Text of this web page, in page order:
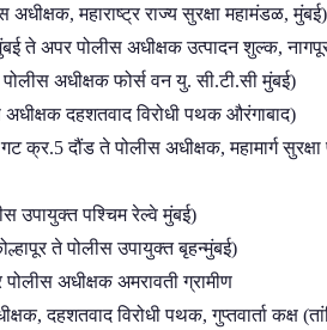
महाराष्ट्र राज्य सुरक्षा महामंडळ, मुंबई)
ते अपर पोलीस अधीक्षक उत्पादन शुल्क,
अधीक्षक फोर्स वन यु. सी.टी.सी मुंबई)
दहशतवाद विरोधी पथक औरंगाबाद)
क्र.5 दौंड ते पोलीस अधीक्षक, महामार्ग
उपायुक्त पश्चिम रेल्वे मुंबई)
ते पोलीस उपायुक्त बृहन्मुंबई)
अधीक्षक अमरावती ग्रामीण
दहशतवाद विरोधी पथक, गुप्तवार्ता कक्ष